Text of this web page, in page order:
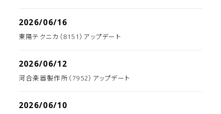
2026/06/16
東陽テクニカ（8151）アップデート
2026/06/12
河合楽器製作所（7952）アップデート
2026/06/10